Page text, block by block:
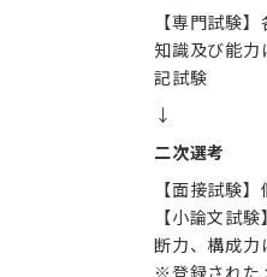
【専門試験
知識及び能
記試験
↓
二次選考
【面接試験
【小論文試
断力、構成力
※登録された